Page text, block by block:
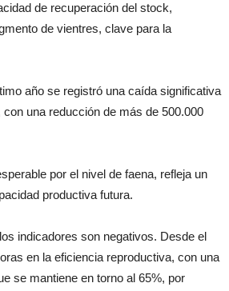
de recuperación del stock,
de vientres, clave para la
año se registró una caída significativa
una reducción de más de 500.000
por el nivel de faena, refleja un
productiva futura.
indicadores son negativos. Desde el
en la eficiencia reproductiva, con una
se mantiene en torno al 65%, por